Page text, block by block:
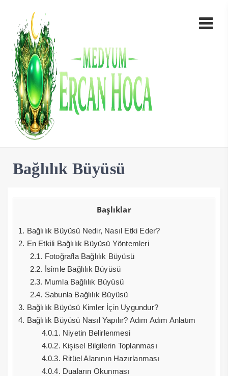
Bağlılık Büyüsü
Başlıklar
1. Bağlılık Büyüsü Nedir, Nasıl Etki Eder?
2. En Etkili Bağlılık Büyüsü Yöntemleri
2.1. Fotoğrafla Bağlılık Büyüsü
2.2. İsimle Bağlılık Büyüsü
2.3. Mumla Bağlılık Büyüsü
2.4. Sabunla Bağlılık Büyüsü
3. Bağlılık Büyüsü Kimler İçin Uygundur?
4. Bağlılık Büyüsü Nasıl Yapılır? Adım Adım Anlatım
4.0.1. Niyetin Belirlenmesi
4.0.2. Kişisel Bilgilerin Toplanması
4.0.3. Ritüel Alanının Hazırlanması
4.0.4. Duaların Okunması